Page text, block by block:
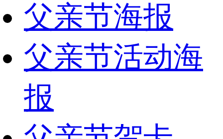
父亲节海报
父亲节活动海
报